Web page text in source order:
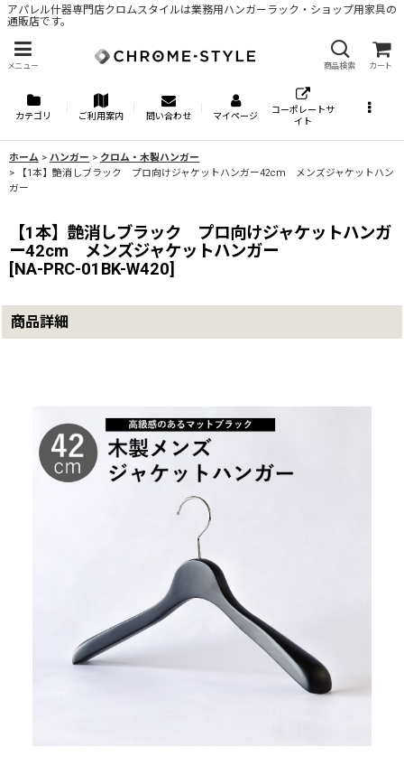
アパレル什器専門店クロムスタイルは業務用ハンガーラック・ショップ用家具の
通販店です。
メニュー 商品検索 カート
カテゴリ ご利用案内 問い合わせ マイページ
コーポレートサ
イト
ホーム > ハンガー > クロム・木製ハンガー
>
【1本】艶消しブラック プロ向けジャケットハンガー42cm メンズジャケットハン
ガー
【1本】艶消しブラック プロ向けジャケットハンガ
ー42cm メンズジャケットハンガー
[NA-PRC-01BK-W420]
商品詳細